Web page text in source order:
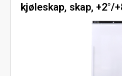
kjøleskap, skap, +2°/